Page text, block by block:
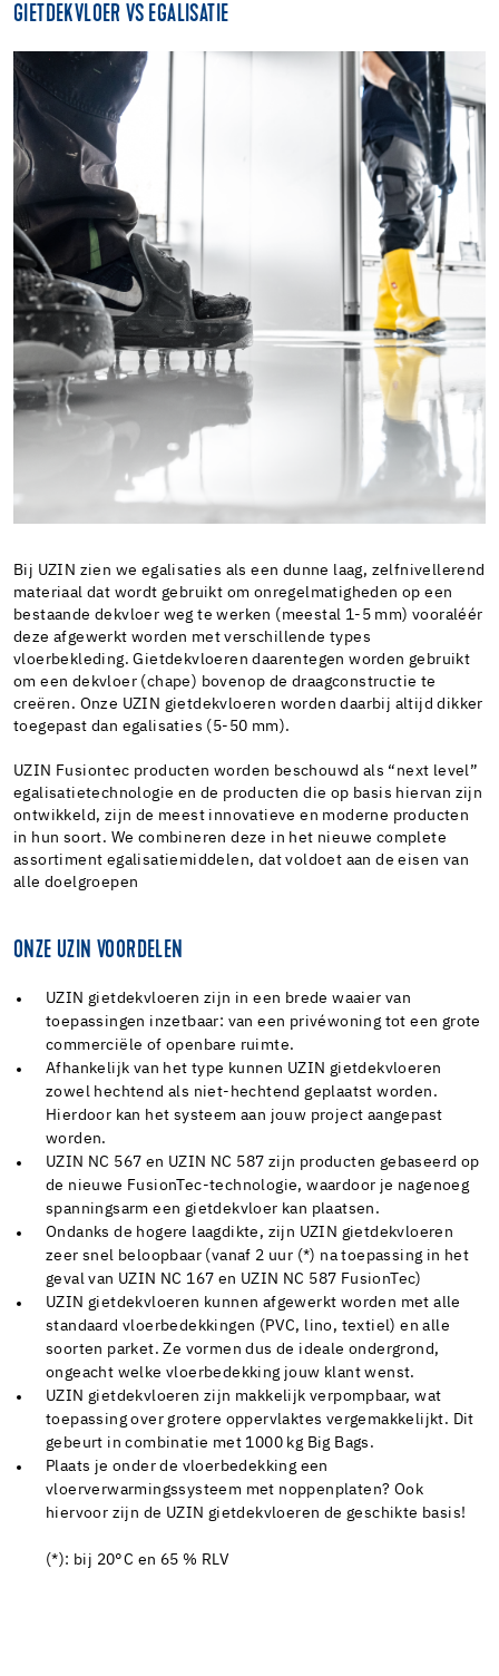
GIETDEKVLOER VS EGALISATIE
Bij UZIN zien we egalisaties als een dunne laag, zelfnivellerend
materiaal dat wordt gebruikt om onregelmatigheden op een
bestaande dekvloer weg te werken (meestal 1-5 mm) vooraléér
deze afgewerkt worden met verschillende types
vloerbekleding. Gietdekvloeren daarentegen worden gebruikt
om een dekvloer (chape) bovenop de draagconstructie te
creëren. Onze UZIN gietdekvloeren worden daarbij altijd dikker
toegepast dan egalisaties (5-50 mm).
UZIN Fusiontec producten worden beschouwd als “next level”
egalisatietechnologie en de producten die op basis hiervan zijn
ontwikkeld, zijn de meest innovatieve en moderne producten
in hun soort. We combineren deze in het nieuwe complete
assortiment egalisatiemiddelen, dat voldoet aan de eisen van
alle doelgroepen
ONZE UZIN VOORDELEN
UZIN gietdekvloeren zijn in een brede waaier van
toepassingen inzetbaar: van een privéwoning tot een grote
commerciële of openbare ruimte.
Afhankelijk van het type kunnen UZIN gietdekvloeren
zowel hechtend als niet-hechtend geplaatst worden.
Hierdoor kan het systeem aan jouw project aangepast
worden.
UZIN NC 567 en UZIN NC 587 zijn producten gebaseerd op
de nieuwe FusionTec-technologie, waardoor je nagenoeg
spanningsarm een gietdekvloer kan plaatsen.
Ondanks de hogere laagdikte, zijn UZIN gietdekvloeren
zeer snel beloopbaar (vanaf 2 uur (*) na toepassing in het
geval van UZIN NC 167 en UZIN NC 587 FusionTec)
UZIN gietdekvloeren kunnen afgewerkt worden met alle
standaard vloerbedekkingen (PVC, lino, textiel) en alle
soorten parket. Ze vormen dus de ideale ondergrond,
ongeacht welke vloerbedekking jouw klant wenst.
UZIN gietdekvloeren zijn makkelijk verpompbaar, wat
toepassing over grotere oppervlaktes vergemakkelijkt. Dit
gebeurt in combinatie met 1000 kg Big Bags.
Plaats je onder de vloerbedekking een
vloerverwarmingssysteem met noppenplaten? Ook
hiervoor zijn de UZIN gietdekvloeren de geschikte basis!
(*): bij 20°C en 65 % RLV